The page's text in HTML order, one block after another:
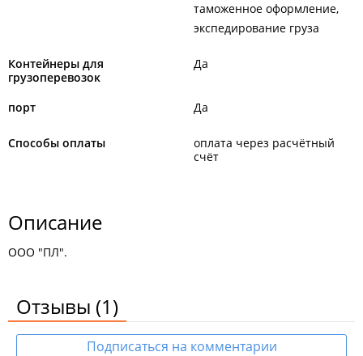
таможенное оформление
экспедирование груза
Контейнеры для
грузоперевозок
Да
порт Да
Способы оплаты
оплата через расчётный
счёт
Описание
ООО "ПЛ".
Отзывы (1)
Подписаться на комментарии